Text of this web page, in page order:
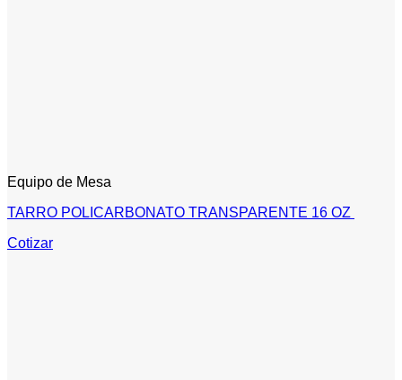
Equipo de Mesa
TARRO POLICARBONATO TRANSPARENTE 16 OZ
Cotizar